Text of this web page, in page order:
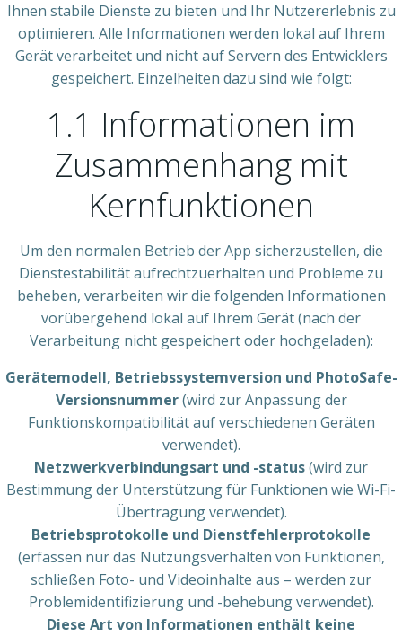
Ihnen stabile Dienste zu bieten und Ihr Nutzererlebnis zu
optimieren. Alle Informationen werden lokal auf Ihrem
Gerät verarbeitet und nicht auf Servern des Entwicklers
gespeichert. Einzelheiten dazu sind wie folgt:
1.1 Informationen im
Zusammenhang mit
Kernfunktionen
Um den normalen Betrieb der App sicherzustellen, die
Dienstestabilität aufrechtzuerhalten und Probleme zu
beheben, verarbeiten wir die folgenden Informationen
vorübergehend lokal auf Ihrem Gerät (nach der
Verarbeitung nicht gespeichert oder hochgeladen):
Gerätemodell, Betriebssystemversion und PhotoSafe-
Versionsnummer(wird zur Anpassung der
Funktionskompatibilität auf verschiedenen Geräten
verwendet).
Netzwerkverbindungsart und -status(wird zur
Bestimmung der Unterstützung für Funktionen wie Wi-Fi-
Übertragung verwendet).
Betriebsprotokolle und Dienstfehlerprotokolle
(erfassen nur das Nutzungsverhalten von Funktionen,
schließen Foto- und Videoinhalte aus – werden zur
Problemidentifizierung und -behebung verwendet).
Diese Art von Informationen enthält keine